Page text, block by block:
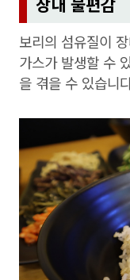
보리의 섬유질이
가스가 발생할 수
을 겪을 수 있습니